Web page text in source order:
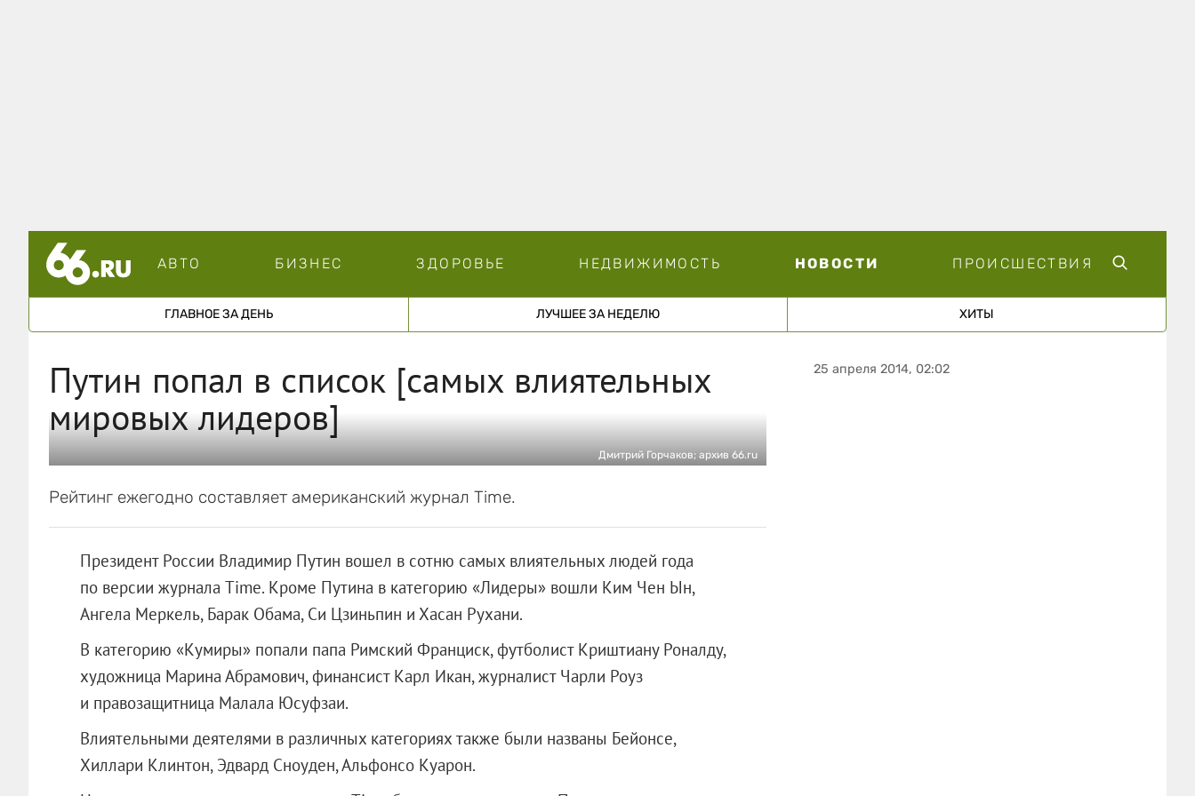
АВТО БИЗНЕС ЗДОРОВЬЕ НЕДВИЖИМОСТЬ НОВОСТИ ПРОИСШЕСТВИЯ
ГЛАВНОЕ ЗА ДЕНЬ ЛУЧШЕЕ ЗА НЕДЕЛЮ ХИТЫ
Путин попал в список [самых влиятельных
мировых лидеров]
Дмитрий Горчаков; архив 66.ru
Рейтинг ежегодно составляет американский журнал Time.
Президент России Владимир Путин вошел в сотню самых влиятельных людей года
по версии журнала Time. Кроме Путина в категорию «Лидеры» вошли Ким Чен Ын,
Ангела Меркель, Барак Обама, Си Цзиньпин и Хасан Рухани.
В категорию «Кумиры» попали папа Римский Франциск, футболист Криштиану Роналду,
художница Марина Абрамович, финансист Карл Икан, журналист Чарли Роуз
и правозащитница Малала Юсуфзаи.
Влиятельными деятелями в различных категориях также были названы Бейонсе,
Хиллари Клинтон, Эдвард Сноуден, Альфонсо Куарон.
25 апреля 2014, 02:02